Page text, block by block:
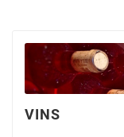
VINS